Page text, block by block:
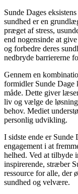
Sunde Dages
sundhed er en
præget af stress,
end nogensinde at
og forbedre deres
nedbryde barriererne
Gennem en
formidler Sunde Dage
måde. Dette giver
liv og vælge de
behov. Mediet
personlig udvikling.
I sidste ende er Sunde
engagement i at
helhed. Ved at tilbyde
inspirerende, stræber
ressource for alle, der
sundhed og velvære.